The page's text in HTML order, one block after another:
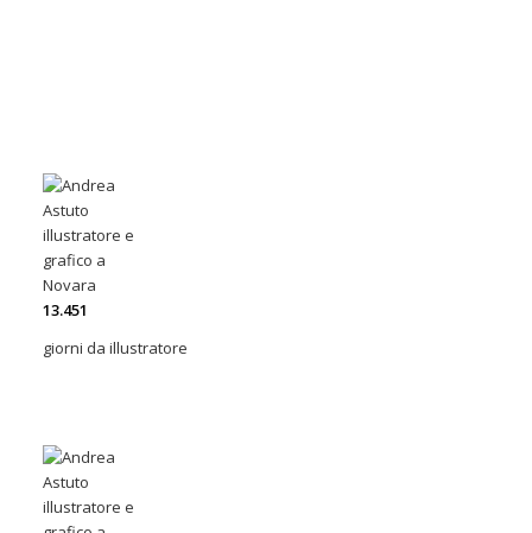
13.451
giorni da illustratore